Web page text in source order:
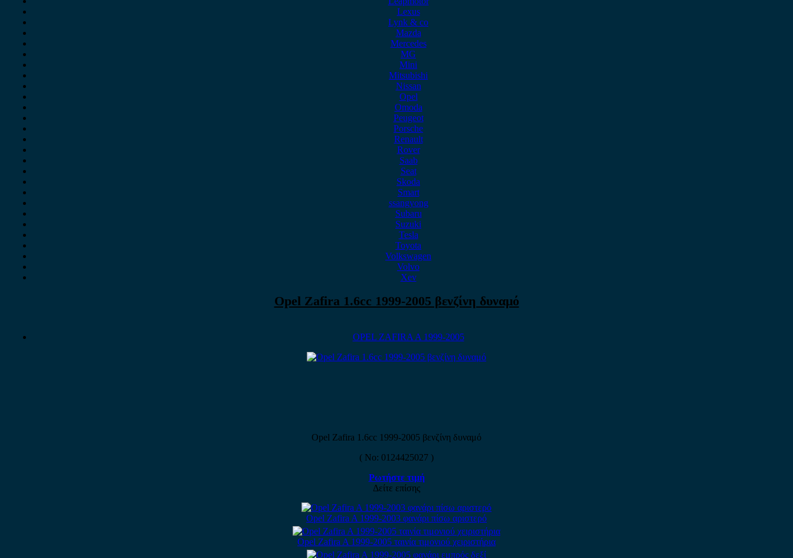
Lexus
Lynk & co
Mazda
Mercedes
MG
Mini
Mitsubishi
Nissan
Opel
Omoda
Peugeot
Porsche
Renault
Rover
Saab
Seat
Skoda
Smart
ssangyong
Subaru
Suzuki
Tesla
Toyota
Volkswagen
Volvo
Xev
Opel Zafira 1.6cc 1999-2005 βενζίνη δυναμό
OPEL ZAFIRA A 1999-2005
Opel Zafira 1.6cc 1999-2005 βενζίνη δυναμό
( No: 0124425027 )
Ρωτήστε τιμή
Δείτε επίσης
Opel Zafira A 1999-2003 φανάρι πίσω αριστερό
Opel Zafira A 1999-2005 ταινία τιμονιού χειριστήρια